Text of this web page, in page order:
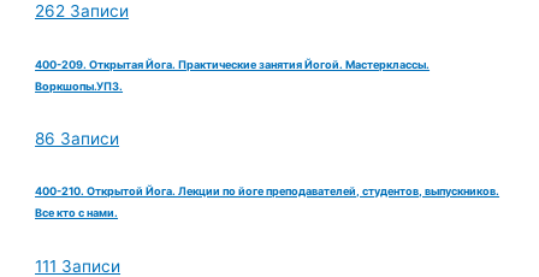
262 Записи
400-209. Открытая Йога. Практические занятия Йогой. Мастерклассы.
Воркшопы.УПЗ.
86 Записи
400-210. Открытой Йога. Лекции по йоге преподавателей, студентов, выпускников.
Все кто с нами.
111 Записи